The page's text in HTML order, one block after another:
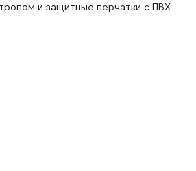
и защитные перчатки с ПВХ